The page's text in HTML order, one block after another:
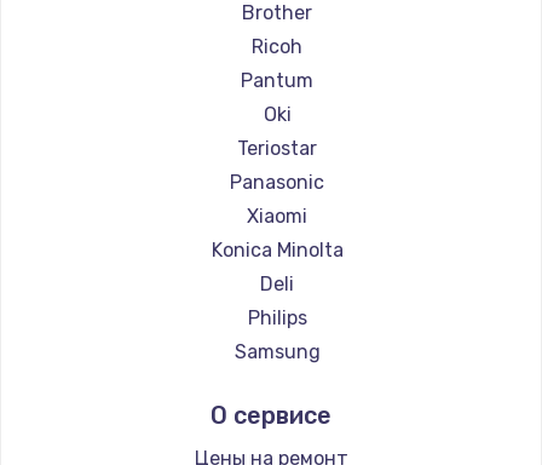
Brother
Ricoh
Pantum
Oki
Teriostar
Panasonic
Xiaomi
Konica Minolta
Deli
Philips
Samsung
Lexmark
Sharp
О сервисе
Цены на ремонт